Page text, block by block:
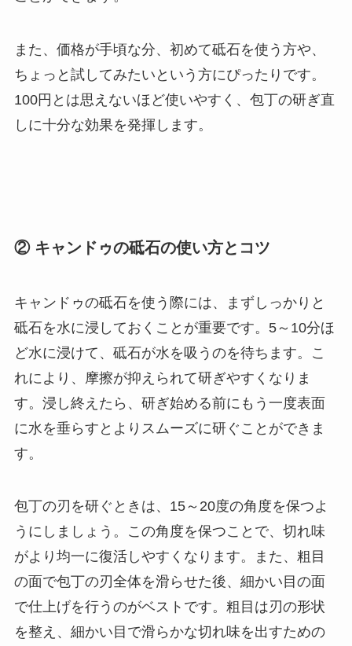
また、価格が手頃な分、初めて砥石を使う方や、
ちょっと試してみたいという方にぴったりです。
100円とは思えないほど使いやすく、包丁の研ぎ直
しに十分な効果を発揮します。
② キャンドゥの砥石の使い方とコツ
キャンドゥの砥石を使う際には、まずしっかりと
砥石を水に浸しておくことが重要です。5～10分ほ
ど水に浸けて、砥石が水を吸うのを待ちます。こ
れにより、摩擦が抑えられて研ぎやすくなりま
す。浸し終えたら、研ぎ始める前にもう一度表面
に水を垂らすとよりスムーズに研ぐことができま
す。
包丁の刃を研ぐときは、15～20度の角度を保つよ
うにしましょう。この角度を保つことで、切れ味
がより均一に復活しやすくなります。また、粗目
の面で包丁の刃全体を滑らせた後、細かい目の面
で仕上げを行うのがベストです。粗目は刃の形状
を整え、細かい目で滑らかな切れ味を出すための